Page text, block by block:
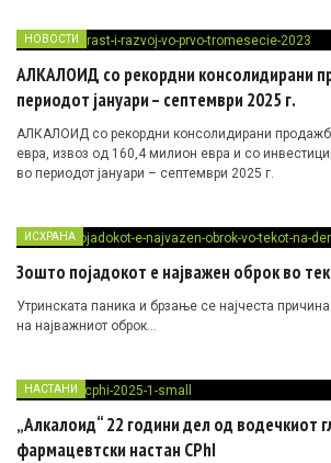
од други региони го проширува неговиот опфат и
квалитетот на размената.
НОВОСТИ
АЛКАЛОИД со рекордни консолидирани
периодот јануари – септември 2025 г.
АЛКАЛОИД со рекордни консолидирани
евра, извоз од 160,4 милион евра и со
во периодот јануари – септември 2025 г.
ИСХРАНА
Зошто појадокот е најважен оброк во
Утринската паника и брзање се најчеста
на најважниот оброк…
НАСТАНИ
„Алкалоид“ 22 години дел од водечкиот
фармацевтски настан CPhI